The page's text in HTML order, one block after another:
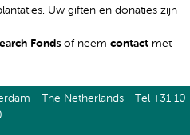
Uw giften en donaties zijn
Fonds of neem contact met
- The Netherlands - Tel +31 10